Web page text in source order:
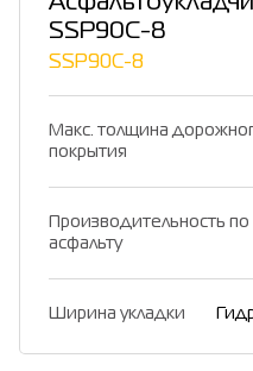
SSP90C-8
SSP90C-8
Макс. толщина
покрытия
Производительность по
асфальту
Ширина укладки